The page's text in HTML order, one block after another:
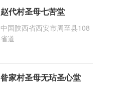
赵代村圣母七苦堂
中国陕西省西安市周至县108
省道
昝家村圣母无玷圣心堂